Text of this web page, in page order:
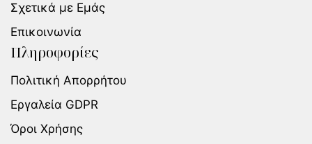
Σχετικά με Εμάς
Επικοινωνία
Πληροφορίες
Πολιτική Απορρήτου
Εργαλεία GDPR
Όροι Χρήσης